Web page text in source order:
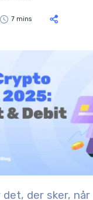
7 mins
der sker, når